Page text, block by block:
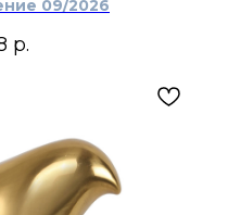
09/2026
р.